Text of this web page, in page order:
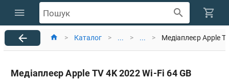
Пошук
> Каталог > ... > ... > Медіаплеєр Apple
Медіаплеєр Apple TV 4K 2022 Wi-Fi 64 GB